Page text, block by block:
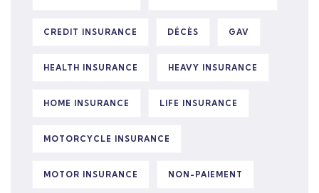
CREDIT INSURANCE DÉCÈS GAV
HEALTH INSURANCE HEAVY INSURANCE
HOME INSURANCE LIFE INSURANCE
MOTORCYCLE INSURANCE
MOTOR INSURANCE NON-PAIEMENT